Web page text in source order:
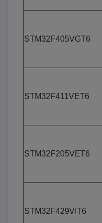
STM32F405VGT6
STM32F411VET6
STM32F205VET6
STM32F429VIT6